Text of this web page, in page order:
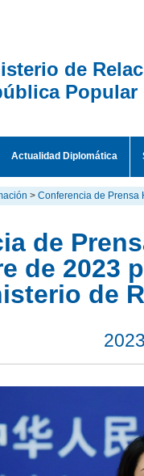
de
Popular
Actualidad Diplomática
> Conferencia de Prensa
de
de 2023
de